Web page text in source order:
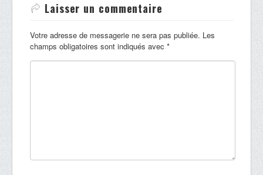
Laisser un commentaire
Votre adresse de messagerie ne sera pas publiée. Les
champs obligatoires sont indiqués avec *